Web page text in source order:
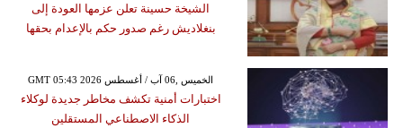
الشيخة حسينة تعلن عزمها العودة إلى
بنغلاديش رغم صدور حكم بالإعدام بحقها
GMT 05:43 2026 الخميس ,06 آب / أغسطس
اختبارات أمنية تكشف مخاطر جديدة لوكلاء
الذكاء الاصطناعي المستقلين